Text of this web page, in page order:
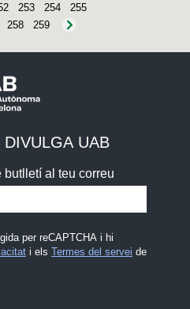
253 254
255
258 259
DIVULGA UAB
butlletí al teu correu
per reCAPTCHA i hi
i els Termes del servei de